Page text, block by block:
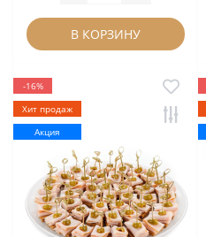
В КОРЗИНУ
-16%
Хит продаж
Акция